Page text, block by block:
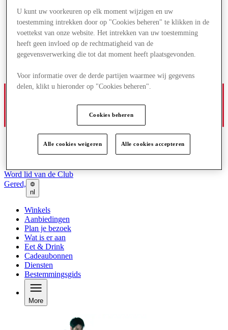
Word lid van de Club
Gered,
nl
Winkels
Aanbiedingen
Plan je bezoek
Wat is er aan
Eet & Drink
Cadeaubonnen
Diensten
Bestemmingsgids
More
U kunt uw voorkeuren op elk moment wijzigen en uw
toestemming intrekken door op "Cookies beheren" te klikken in de
voettekst van onze website. Het intrekken van uw toestemming
heeft geen invloed op de rechtmatigheid van de
gegevensverwerking die tot dat moment heeft plaatsgevonden.
Voor informatie over de derde partijen waarmee wij gegevens
delen, klikt u hieronder op "Cookies beheren".
Cookies beheren
Alle cookies weigeren Alle cookies accepteren